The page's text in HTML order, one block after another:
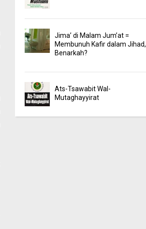
Jima’ di Malam Jum’at =
Membunuh Kafir dalam Jihad,
Benarkah?
Ats-Tsawabit Wal-
Mutaghayyirat